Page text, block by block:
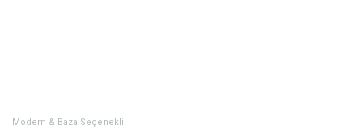
Modern & Baza Seçenekli